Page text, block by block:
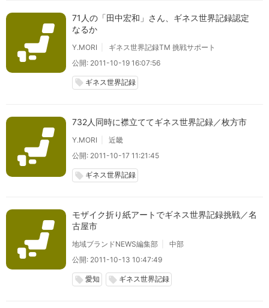
71人の「田中宏和」さん、ギネス世界記録認定
なるか
Y.MORI
ギネス世界記録TM 挑戦サポート
公開: 2011-10-19 16:07:56
local_offer ギネス世界記録
732人同時に襟立ててギネス世界記録／枚方市
Y.MORI
近畿
公開: 2011-10-17 11:21:45
local_offer ギネス世界記録
モザイク折り紙アートでギネス世界記録挑戦／名
古屋市
地域ブランドNEWS編集部
中部
公開: 2011-10-13 10:47:49
local_offer 愛知 local_offer ギネス世界記録